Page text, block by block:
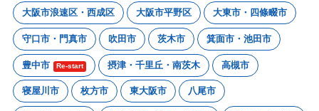
大阪市浪速区・西成区 大阪市平野区 大東市・四條畷市
守口市・門真市 吹田市 茨木市 箕面市・池田市
豊中市 Re-start 摂津・千里丘・南茨木 高槻市
寝屋川市 枚方市 東大阪市 八尾市